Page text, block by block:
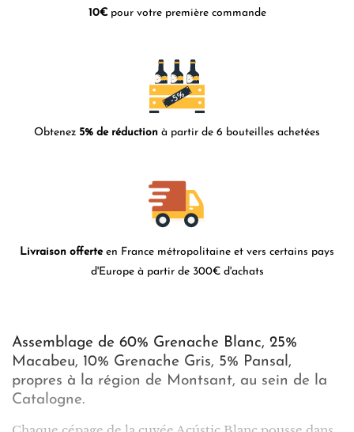
10€ pour votre première commande
Obtenez 5% de réduction à partir de 6 bouteilles achetées
Livraison offerteen France métropolitaine et vers certains pays
d'Europe à partir de 300€ d'achats
Assemblage de 60% Grenache Blanc, 25%
Macabeu, 10% Grenache Gris, 5% Pansal,
propres à la région de Montsant, au sein de la
Catalogne.